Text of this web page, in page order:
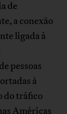
de
a conexão
ligada à
de pessoas
à
do tráfico
Américas